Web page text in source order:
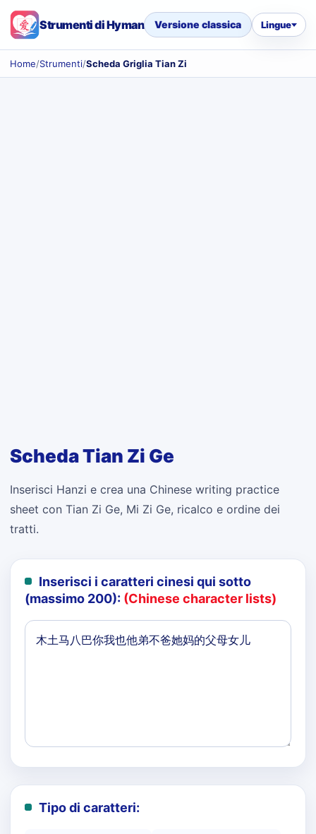
Strumenti di Hyman Versione classica Lingue
Home/Strumenti/Scheda Griglia Tian Zi
Scheda Tian Zi Ge
Inserisci Hanzi e crea una Chinese writing practice
sheet con Tian Zi Ge, Mi Zi Ge, ricalco e ordine dei
tratti.
Inserisci i caratteri cinesi qui sotto
(massimo 200): (Chinese character lists)
Tipo di caratteri: